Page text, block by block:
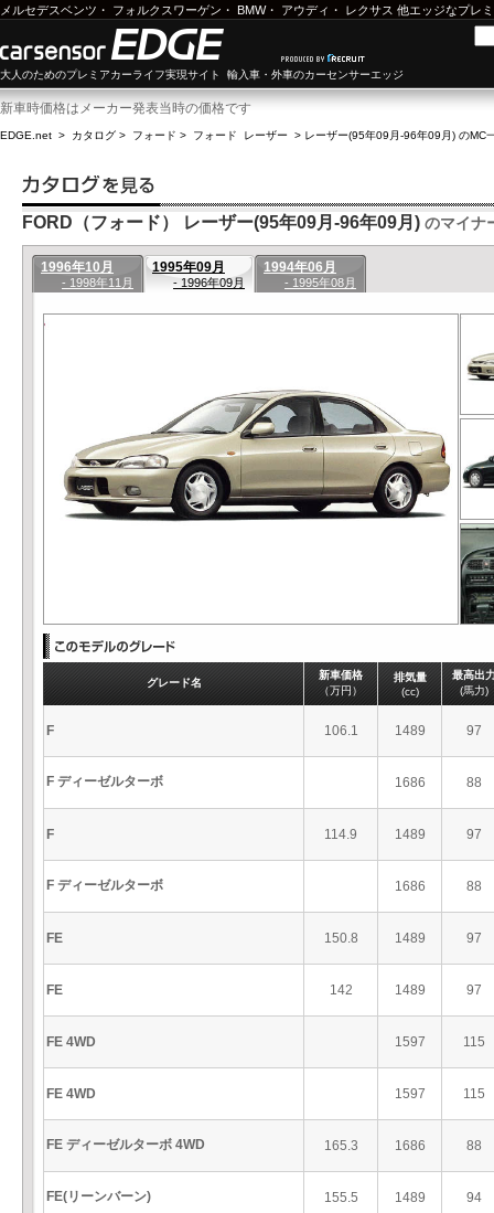
メルセデスベンツ ・ フォルクスワーゲン ・ BMW・ アウディ ・ レクサス 他エッジなプレ
大人のためのプレミアカーライフ実現サイト 輸入車・外車のカーセンサーエッジ
新車時価格はメーカー発表当時の価格です
EDGE.net > カタログ > フォード > フォード レーザー > レーザー(95年09月-96年09月) のMC
FORD（フォード） レーザー(95年09月-96年09月) のマイナ
1996年10月
- 1998年11月
1995年09月
- 1996年09月
1994年06月
- 1995年08月
グレード名
新車価格
（万円）
排気量
(cc)
最高出
(馬力)
F 106.1 1489 97
F ディーゼルターボ 1686 88
F 114.9 1489 97
F ディーゼルターボ 1686 88
FE 150.8 1489 97
FE 142 1489 97
FE 4WD 1597 115
FE 4WD 1597 115
FE ディーゼルターボ 4WD 165.3 1686 88
FE(リーンバーン) 155.5 1489 94